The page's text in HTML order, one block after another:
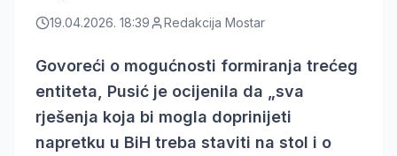
19.04.2026. 18:39 Redakcija Mostar
Govoreći o mogućnosti formiranja trećeg
entiteta, Pusić je ocijenila da „sva
rješenja koja bi mogla doprinijeti
napretku u BiH treba staviti na stol i o